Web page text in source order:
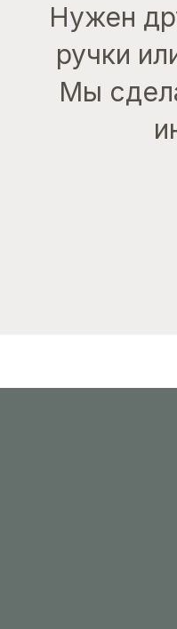
Нужен
ручки
Мы